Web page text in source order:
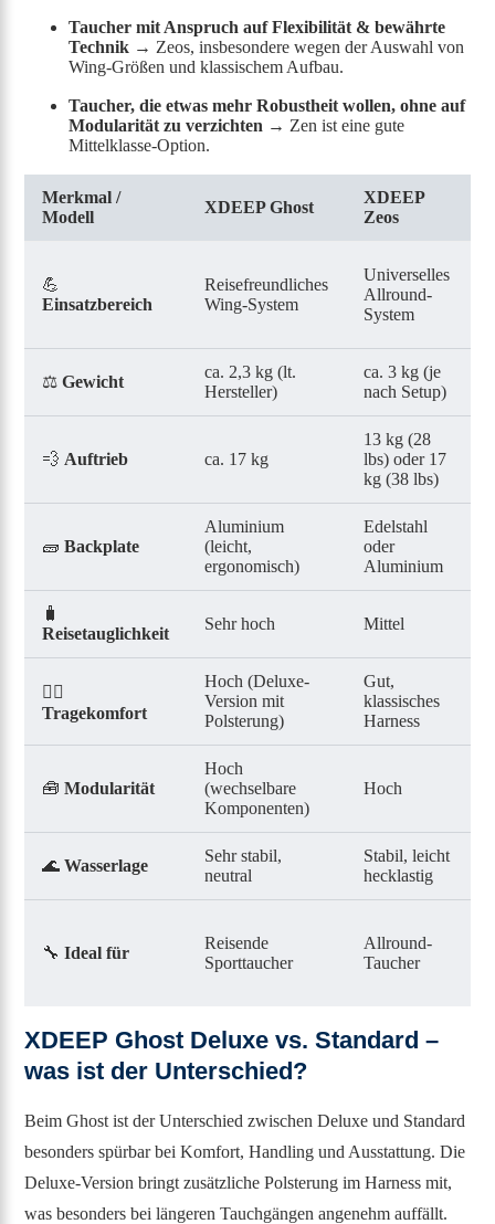
Taucher mit Anspruch auf Flexibilität & bewährte
Technik → Zeos, insbesondere wegen der Auswahl von
Wing-Größen und klassischem Aufbau.
Taucher, die etwas mehr Robustheit wollen, ohne auf
Modularität zu verzichten → Zen ist eine gute
Mittelklasse-Option.
Merkmal /
Modell
XDEEP Ghost
XDEEP
Zeos
💪
Einsatzbereich
Reisefreundliches
Wing-System
Universelles
Allround-
System
⚖️Gewicht
ca. 2,3 kg (lt.
Hersteller)
ca. 3 kg (je
nach Setup)
💨 Auftrieb ca. 17 kg
13 kg (28
lbs) oder 17
kg (38 lbs)
🧱Backplate
Aluminium
(leicht,
ergonomisch)
Edelstahl
oder
Aluminium
🧳
Reisetauglichkeit
Sehr hoch Mittel
🧍‍♂️
Tragekomfort
Hoch (Deluxe-
Version mit
Polsterung)
Gut,
klassisches
Harness
🧰Modularität
Hoch
(wechselbare
Komponenten)
Hoch
🌊Wasserlage
Sehr stabil,
neutral
Stabil, leicht
hecklastig
🔧Ideal für
Reisende
Sporttaucher
Allround-
Taucher
XDEEP Ghost Deluxe vs. Standard –
was ist der Unterschied?
Beim Ghost ist der Unterschied zwischen Deluxe und Standard
besonders spürbar bei Komfort, Handling und Ausstattung. Die
Deluxe-Version bringt zusätzliche Polsterung im Harness mit,
was besonders bei längeren Tauchgängen angenehm auffällt.